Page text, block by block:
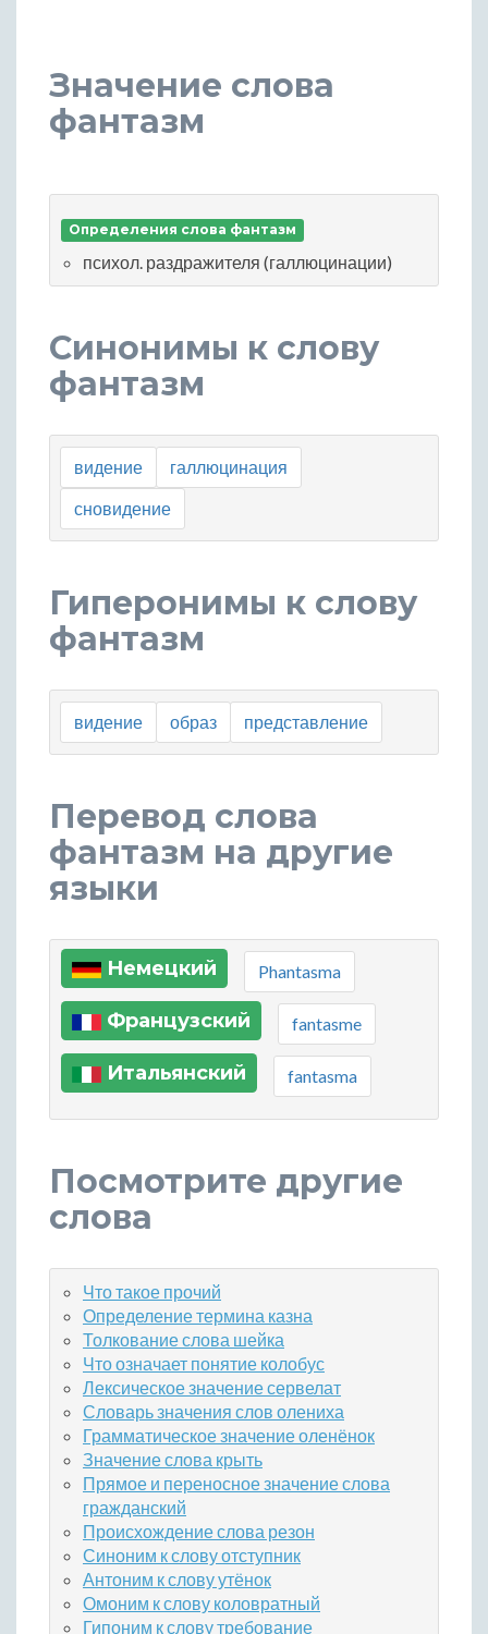
Значение слова
фантазм
Определения слова фантазм
психол. раздражителя (галлюцинации)
Синонимы к слову
фантазм
видение
галлюцинация
сновидение
Гиперонимы к слову
фантазм
видение образ представление
Перевод слова
фантазм на другие
языки
Немецкий Phantasma
Французский fantasme
Итальянский fantasma
Посмотрите другие
слова
Что такое прочий
Определение термина казна
Толкование слова шейка
Что означает понятие колобус
Лексическое значение сервелат
Словарь значения слов олениха
Грамматическое значение оленёнок
Значение слова крыть
Прямое и переносное значение слова
гражданский
Происхождение слова резон
Синоним к слову отступник
Антоним к слову утёнок
Омоним к слову коловратный
Гипоним к слову требование